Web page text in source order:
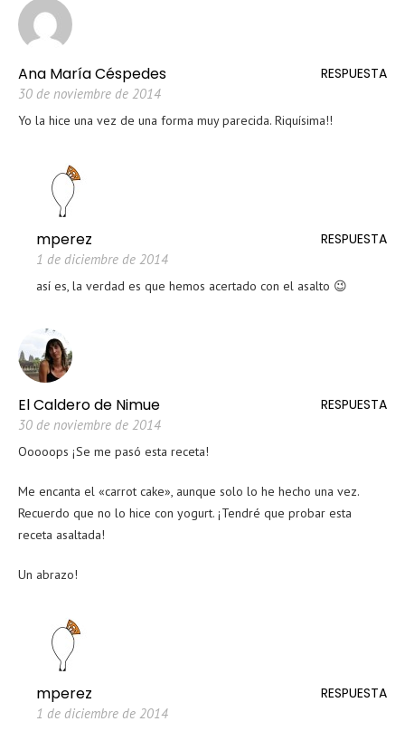
RESPUESTA
Ana María Céspedes
30 de noviembre de 2014
Yo la hice una vez de una forma muy parecida. Riquísima!!
RESPUESTA
mperez
1 de diciembre de 2014
así es, la verdad es que hemos acertado con el asalto 😉
RESPUESTA
El Caldero de Nimue
30 de noviembre de 2014
Ooooops ¡Se me pasó esta receta!
Me encanta el «carrot cake», aunque solo lo he hecho una vez.
Recuerdo que no lo hice con yogurt. ¡Tendré que probar esta
receta asaltada!
Un abrazo!
RESPUESTA
mperez
1 de diciembre de 2014